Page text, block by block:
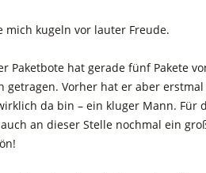
mich kugeln vor lauter Freude.
Paketbote hat gerade fünf Pakete
getragen. Vorher hat er aber
da bin – ein kluger Mann. Für
an dieser Stelle nochmal ein